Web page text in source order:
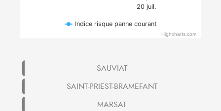
20 juil.
Indice risque panne courant
Highcharts.com
SAUVIAT
SAINT-PRIEST-BRAMEFANT
MARSAT